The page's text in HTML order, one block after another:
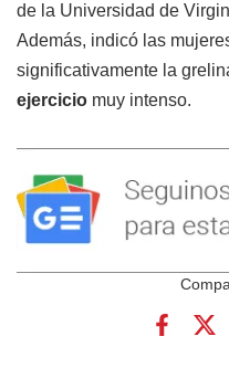
de la Universidad de
Además, indicó las
significativamente la
ejercicio muy intenso.